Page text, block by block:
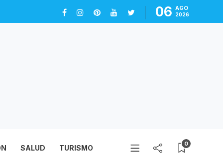
06 AGO
2026
SALUD TURISMO 0